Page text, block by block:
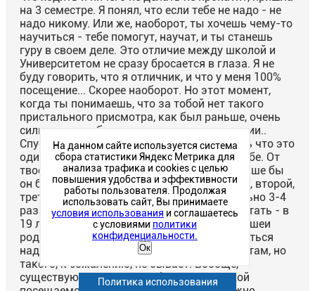
на 3 семестре. Я понял, что если тебе не надо - не
надо никому. Или же, наоборот, ты хочешь чему-то
научиться - тебе помогут, научат, и ты станешь
гуру в своем деле. Это отличие между школой и
Университетом не сразу бросается в глаза. Я не
буду говорить, что я отличник, и что у меня 100%
посещение... Скорее наоборот. Но этот момент,
когда ты понимаешь, что за тобой нет такого
пристального присмотра, как был раньше, очень
сильно расслабляет, ты словно в прострации..
Спустя время могу с уверенностью сказать что это
один из переломных моментов во всей учебе. От
твоего выбора зависит очень многое, и лучше бы
он был правильным... Годы летят - первый, второй,
третий курс; ты посещаешь лекции стабильно 3-4
раза в неделю, ты пытаешься начать работать - в
19 лет уже совесть не позволяет висеть на шеи
родителей. Но, скажу я вам, работать и учиться
надо уметь! Хотелось бы успевать и там и там, но
такого, к сожалению, не бывает. Вообще,
существуют очень много факторов плохой
Политика использования
На данном сайте используется система
сбора статистики Яндекс Метрика для
анализа трафика и cookies с целью
повышения удобства и эффективности
работы пользователя. Продолжая
использовать сайт, Вы принимаете
условия использования и соглашаетесь
с условиями политики
конфиденциальности.
Ок